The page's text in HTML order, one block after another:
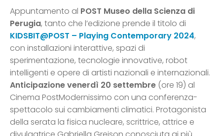
Appuntamento al POST Museo della Scienza di
Perugia, tanto che l’edizione prende il titolo di
KIDSBIT@POST – Playing Contemporary 2024,
con installazioni interattive, spazi di
sperimentazione, tecnologie innovative, robot
intelligenti e opere di artisti nazionali e internazionali.
Anticipazione venerdì 20 settembre (ore 19) al
Cinema PostModernissimo con una conferenza-
spettacolo sui cambiamenti climatici. Protagonista
della serata la fisica nucleare, scrittrice, attrice e